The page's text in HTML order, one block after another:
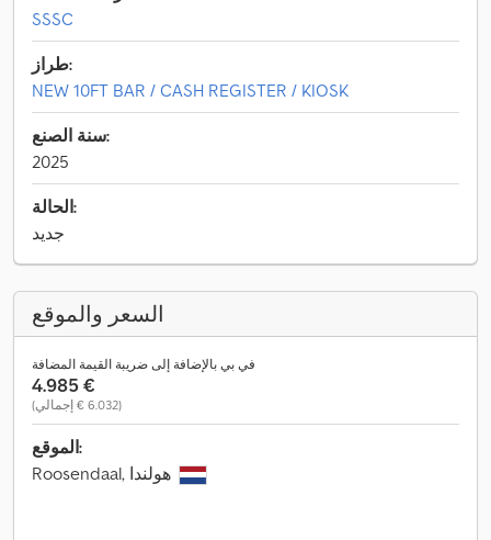
SSSC
طراز:
NEW 10FT BAR / CASH REGISTER / KIOSK
سنة الصنع:
2025
الحالة:
جديد
السعر والموقع
في بي بالإضافة إلى ضريبة القيمة المضافة
‏4.985 €
(‏6.032 € إجمالي)
الموقع: